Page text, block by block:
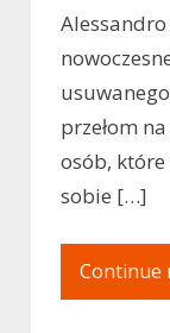
przełom
osób,
sobie […]
Continue